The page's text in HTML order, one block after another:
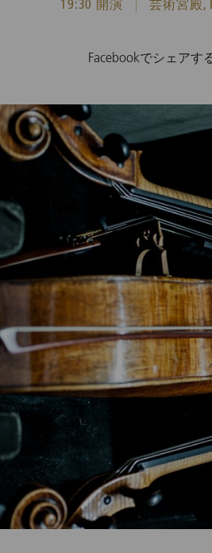
19:30 開演 芸術宮殿,
Facebookでシェアす